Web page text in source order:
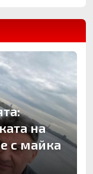
на
с майка